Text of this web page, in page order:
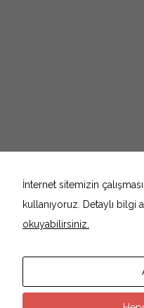
İnternet sitemizin
kullanıyoruz. Detaylı bilgi
okuyabilirsiniz.